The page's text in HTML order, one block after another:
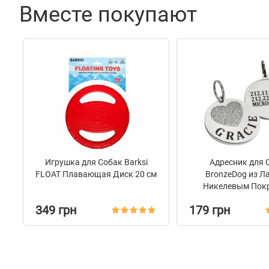
Вместе покупают
Игрушка для Собак Barksi
FLOAT Плавающая Диск 20 см
349 грн
Адресник для
BronzeDog из
Никелевым
179 грн